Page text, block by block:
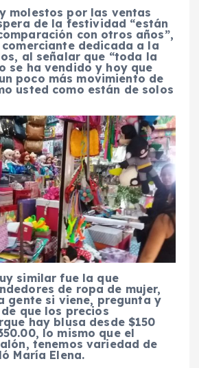
molestos por las ventas
de la festividad “están
con otros años”,
dedicada a la
al señalar que “toda la
se ha vendido y hoy que
poco más movimiento de
usted como están de solos
similar fue la que
de ropa de mujer,
gente si viene, pregunta y
que los precios
hay blusa desde $150
lo mismo que el
tenemos variedad de
María Elena.